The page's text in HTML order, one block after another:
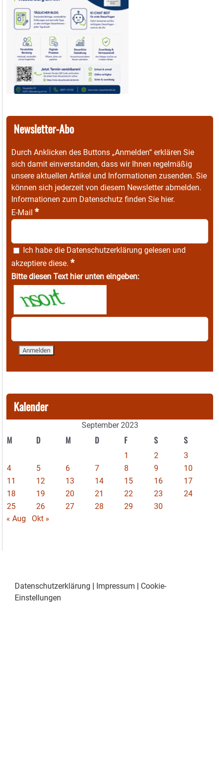
Newsletter-Abo
Durch Anklicken des Buttons „Anmelden“ erklären Sie
sich damit einverstanden, dass wir Ihnen regelmäßig
unsere aktuellen Artikel und Informationen zusenden. Sie
können sich jederzeit von diesem Newsletter abmelden.
Informationen zum Datenschutz finden Sie hier.
E-Mail *
Ich habe die Datenschutzerklärung gelesen und
akzeptiere diese. *
Bitte diesen Text hier unten eingeben:
Kalender
September 2023
M D M D F S S
1 2
3
4
5 6 7 8 9
10
11
12 13 14 15 16
17
18
19 20 21 22 23
24
25
26 27 28 29
30
« Aug
Okt »
Datenschutzerklärung | Impressum | Cookie-
Einstellungen